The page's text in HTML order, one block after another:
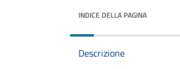
INDICE DELLA PAGINA
Descrizione